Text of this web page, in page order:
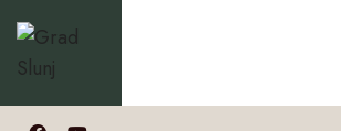
Preskoči
na
sadržaj
for: